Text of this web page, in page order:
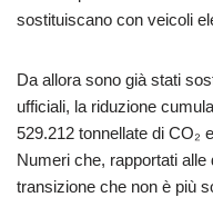
sostituiscano con veicoli
Da allora sono già stati
ufficiali, la riduzione
529.212 tonnellate di CO₂
Numeri che, rapportati alle
transizione che non è più